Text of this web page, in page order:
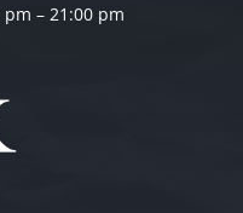
pm – 21:00 pm